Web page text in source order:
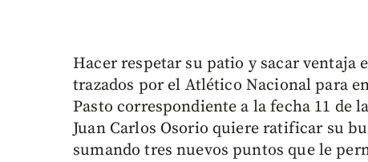
Hacer respetar su patio y sacar ventaja
trazados por el Atlético Nacional para
Pasto correspondiente a la fecha 11
Juan Carlos Osorio quiere ratificar su
sumando tres nuevos puntos que le